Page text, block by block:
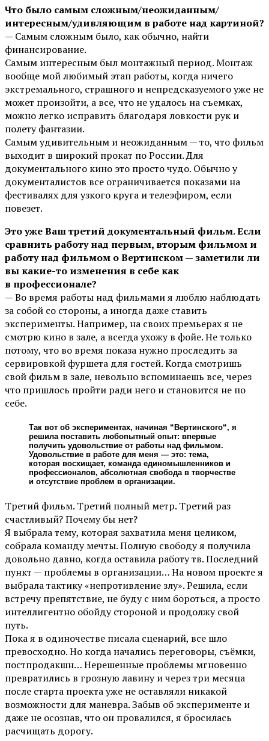
Что было самым сложным/неожиданным/
интересным/удивляющим в работе над картиной?
— Самым сложным было, как обычно, найти
финансирование.
Самым интересным был монтажный период. Монтаж
вообще мой любимый этап работы, когда ничего
экстремального, страшного и непредсказуемого уже не
может произойти, а все, что не удалось на съемках,
можно легко исправить благодаря ловкости рук и
полету фантазии.
Самым удивительным и неожиданным — то, что фильм
выходит в широкий прокат по России. Для
документального кино это просто чудо. Обычно у
документалистов все ограничивается показами на
фестивалях для узкого круга и телеэфиром, если
повезет.
Это уже Ваш третий документальный фильм. Если
сравнить работу над первым, вторым фильмом и
работу над фильмом о Вертинском — заметили ли
вы какие-то изменения в себе как
в профессионале?
— Во время работы над фильмами я люблю наблюдать
за собой со стороны, а иногда даже ставить
эксперименты. Например, на своих премьерах я не
смотрю кино в зале, а всегда ухожу в фойе. Не только
потому, что во время показа нужно проследить за
сервировкой фуршета для гостей. Когда смотришь
свой фильм в зале, невольно вспоминаешь все, через
что пришлось пройти ради него и становится не по
себе.
Так вот об экспериментах, начиная “Вертинского“, я
решила поставить любопытный опыт: впервые
получить удовольствие от работы над фильмом.
Удовольствие в работе для меня — это: тема,
которая восхищает, команда единомышленников и
профессионалов, абсолютная свобода в творчестве
и отсутствие проблем в организации.
Третий фильм. Третий полный метр. Третий раз
счастливый? Почему бы нет?
Я выбрала тему, которая захватила меня целиком,
собрала команду мечты. Полную свободу я получила
довольно давно, когда оставила работу тв. Последний
пункт — проблемы в организации… На новом проекте я
выбрала тактику «непротивление злу». Решила, если
встречу препятствие, не буду с ним бороться, а просто
интеллигентно обойду стороной и продолжу свой
путь.
Пока я в одиночестве писала сценарий, все шло
превосходно. Но когда начались переговоры, съёмки,
постпродакшн… Нерешенные проблемы мгновенно
превратились в грозную лавину и через три месяца
после старта проекта уже не оставляли никакой
возможности для маневра. Забыв об эксперименте и
даже не осознав, что он провалился, я бросилась
расчищать дорогу.